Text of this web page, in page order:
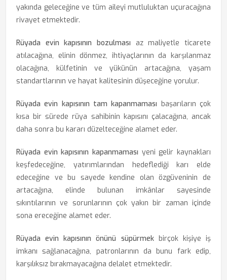
yakında geleceğine ve tüm aileyi mutluluktan uçuracağına
rivayet etmektedir.
Rüyada evin kapısının bozulması az maliyetle ticarete
atılacağına, elinin dönmez, ihtiyaçlarının da karşılanmaz
olacağına, külfetinin ve yükünün artacağına, yaşam
standartlarının ve hayat kalitesinin düşeceğine yorulur.
Rüyada evin kapısının tam kapanmaması başarıların çok
kısa bir sürede rüya sahibinin kapısını çalacağına, ancak
daha sonra bu kararı düzelteceğine alamet eder.
Rüyada evin kapısının kapanmaması yeni gelir kaynakları
keşfedeceğine, yatırımlarından hedeflediği karı elde
edeceğine ve bu sayede kendine olan özgüveninin de
artacağına, elinde bulunan imkânlar sayesinde
sıkıntılarının ve sorunlarının çok yakın bir zaman içinde
sona ereceğine alamet eder.
Rüyada evin kapısının önünü süpürmekbirçok kişiye iş
imkanı sağlanacağına, patronlarının da bunu fark edip,
karşılıksız bırakmayacağına delalet etmektedir.